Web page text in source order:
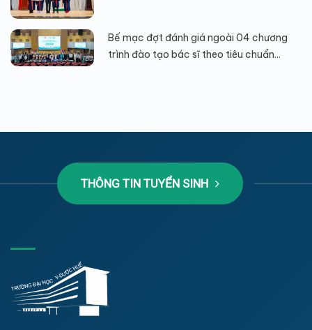
Bế mạc đợt đánh giá ngoài 04 chương
trình đào tạo bác sĩ theo tiêu chuẩn...
THÔNG TIN TUYỂN SINH